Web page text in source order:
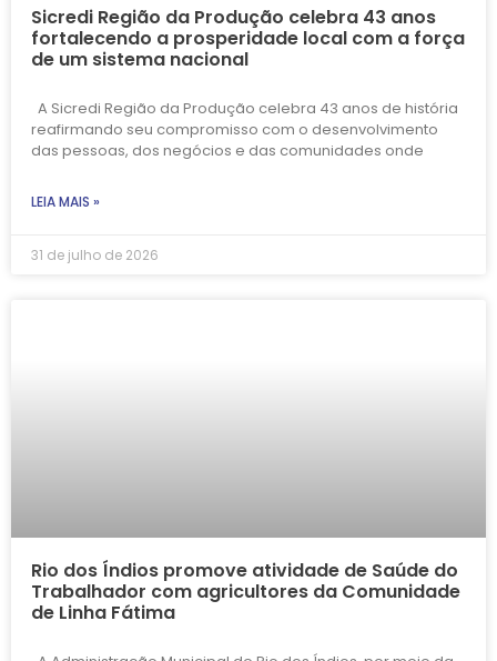
Sicredi Região da Produção celebra 43 anos
fortalecendo a prosperidade local com a força
de um sistema nacional
A Sicredi Região da Produção celebra 43 anos de história
reafirmando seu compromisso com o desenvolvimento
das pessoas, dos negócios e das comunidades onde
LEIA MAIS »
31 de julho de 2026
Rio dos Índios promove atividade de Saúde do
Trabalhador com agricultores da Comunidade
de Linha Fátima